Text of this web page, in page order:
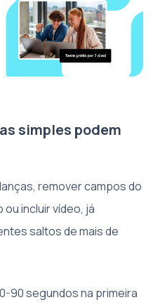
simples podem
remover campos do
incluir vídeo, já
saltos de mais de
90 segundos na primeira